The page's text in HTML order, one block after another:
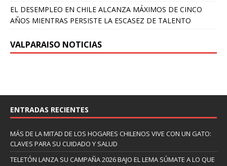
EL DESEMPLEO EN CHILE ALCANZA MÁXIMOS DE CINCO
AÑOS MIENTRAS PERSISTE LA ESCASEZ DE TALENTO
VALPARAISO NOTICIAS
ENTRADAS RECIENTES
MÁS DE LA MITAD DE LOS HOGARES CHILENOS VIVE CON UN GATO:
CLAVES PARA SU CUIDADO Y SALUD
TELETÓN LANZA SU CAMPAÑA 2026 BAJO EL LEMA SÚMATE A LO QUE